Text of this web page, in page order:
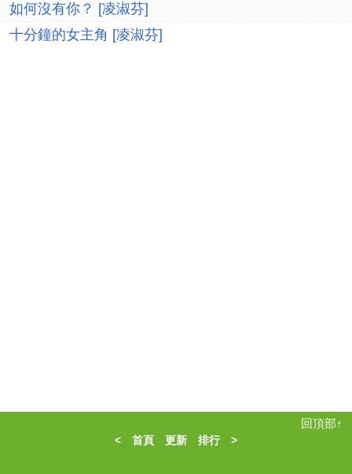
如何沒有你？ [凌淑芬]
十分鐘的女主角 [凌淑芬]
回頂部↑
< 首頁 更新 排行>